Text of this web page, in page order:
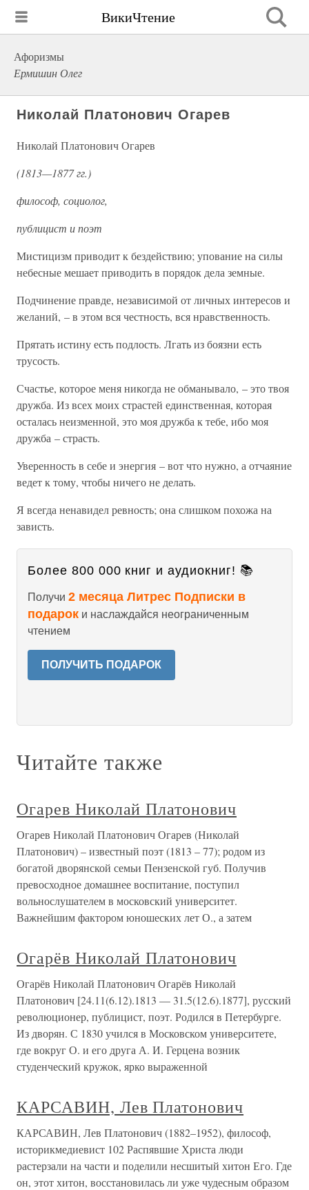
ВикиЧтение
Афоризмы
Ермишин Олег
Николай Платонович Огарев
Николай Платонович Огарев
(1813—1877 гг.)
философ, социолог,
публицист и поэт
Мистицизм приводит к бездействию; упование на силы
небесные мешает приводить в порядок дела земные.
Подчинение правде, независимой от личных интересов и
желаний, – в этом вся честность, вся нравственность.
Прятать истину есть подлость. Лгать из боязни есть
трусость.
Счастье, которое меня никогда не обманывало, – это твоя
дружба. Из всех моих страстей единственная, которая
осталась неизменной, это моя дружба к тебе, ибо моя
дружба – страсть.
Уверенность в себе и энергия – вот что нужно, а отчаяние
ведет к тому, чтобы ничего не делать.
Я всегда ненавидел ревность; она слишком похожа на
зависть.
Более 800 000 книг и аудиокниг! 📚
Получи 2 месяца Литрес Подписки в
подарок и наслаждайся неограниченным
чтением
ПОЛУЧИТЬ ПОДАРОК
Читайте также
Огарев Николай Платонович
Огарев Николай Платонович Огарев (Николай
Платонович) – известный поэт (1813 – 77); родом из
богатой дворянской семьи Пензенской губ. Получив
превосходное домашнее воспитание, поступил
вольнослушателем в московский университет.
Важнейшим фактором юношеских лет О., а затем
Огарёв Николай Платонович
Огарёв Николай Платонович Огарёв Николай
Платонович [24.11(6.12).1813 — 31.5(12.6).1877], русский
революционер, публицист, поэт. Родился в Петербурге.
Из дворян. С 1830 учился в Московском университете,
где вокруг О. и его друга А. И. Герцена возник
студенческий кружок, ярко выраженной
КАРСАВИН, Лев Платонович
КАРСАВИН, Лев Платонович (1882–1952), философ,
историкмедиевист 102 Распявшие Христа люди
растерзали на части и поделили несшитый хитон Его. Где
он, этот хитон, восстановилась ли уже чудесным образом